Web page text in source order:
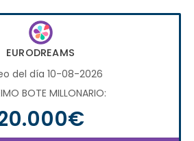
EURODREAMS
del día 10-08-2026
BOTE MILLONARIO: